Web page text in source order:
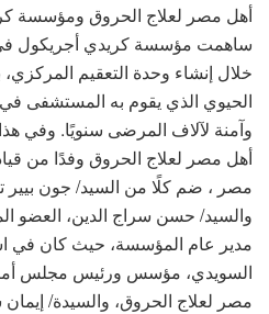
أهل مصر لعلاج الحروق ومؤسسة
ساهمت مؤسسة كريدي أجريكول
خلال إنشاء وحدة التعقيم
الحيوي الذي يقوم به المستشفى
وآمنة لآلاف المرضى سنويًا. وفي
أهل مصر لعلاج الحروق وفدًا من
مصر ، ضم كلًا من السيد/ جون بيير
والسيد/ حسن سراج الدين، العضو
مدير عام المؤسسة، حيث كان في
السويدي، مؤسس ورئيس مجلس
مصر لعلاج الحروق، والسيدة/